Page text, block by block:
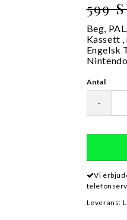
599
Beg, PAL,
Kassett
Engelsk
Antal
-
Vi
Leverans: